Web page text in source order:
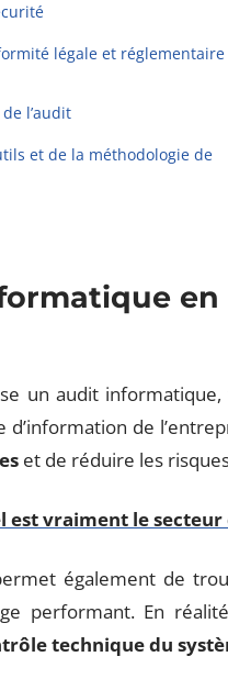
légale et réglementaire
l’audit
et de la méthodologie de
en
un audit informatique,
d’information de
et de réduire les
est vraiment le
également de
performant. En
technique du